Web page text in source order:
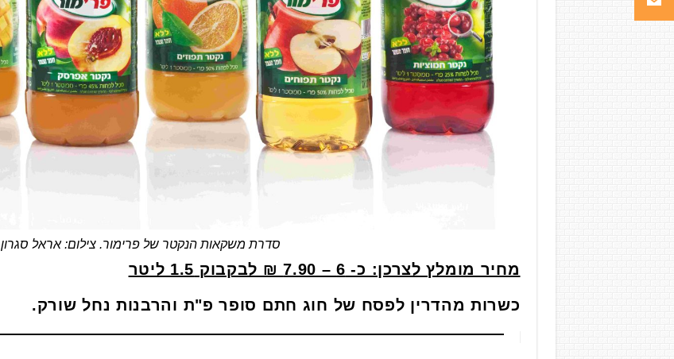
סדרת משקאות הנקטר של פרימור. צילום: אראל סגרון
מחיר מומלץ לצרכן: כ- 6 – 7.90 ₪ לבקבוק 1.5 ליטר
כשרות מהדרין לפסח של חוג חתם סופר פ"ת והרבנות נחל שורק.